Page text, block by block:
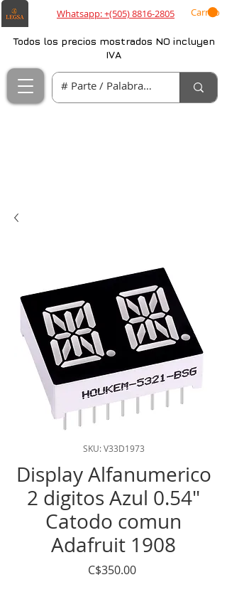
Whatsapp: +(505) 8816-2805 Carrito
Todos los precios mostrados NO incluyen
IVA
SKU: V33D1973
Display Alfanumerico
2 digitos Azul 0.54"
Catodo comun
Adafruit 1908
C$350.00Precio